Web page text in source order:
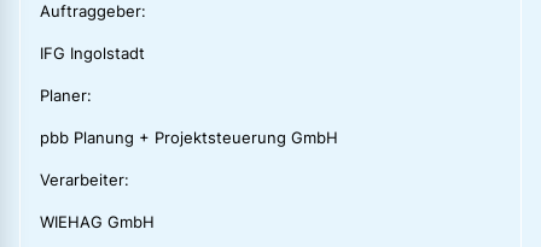
Auftraggeber:
IFG Ingolstadt
Planer:
pbb Planung + Projektsteuerung GmbH
Verarbeiter:
WIEHAG GmbH